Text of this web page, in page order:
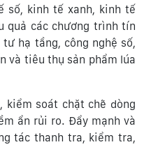
số, kinh tế xanh, kinh tế
quả các chương trình tín
hạ tầng, công nghệ số,
và tiêu thụ sản phẩm lúa
kiểm soát chặt chẽ dòng
ẩn rủi ro. Đẩy mạnh và
tác thanh tra, kiểm tra,